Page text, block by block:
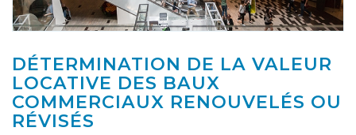
DÉTERMINATION DE LA VALEUR
LOCATIVE DES BAUX
COMMERCIAUX RENOUVELÉS OU
RÉVISÉS